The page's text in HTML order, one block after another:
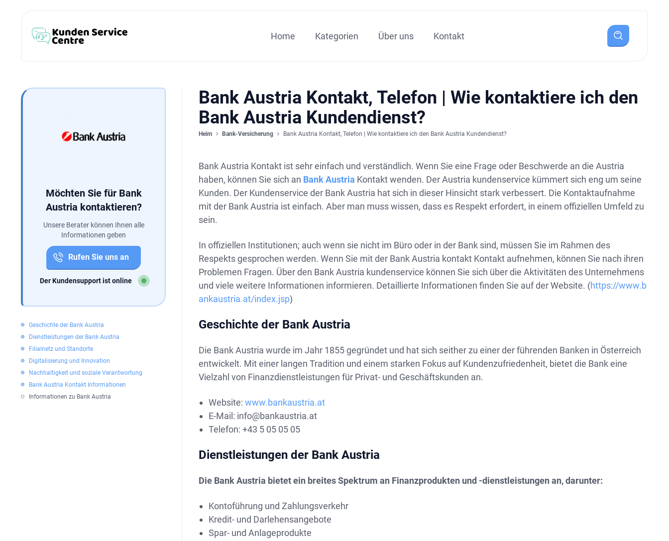
Home Kategorien Über uns Kontakt
Möchten Sie für Bank
Austria kontaktieren?
Unsere Berater können Ihnen alle
Informationen geben
Rufen Sie uns an
Der Kundensupport ist online
Geschichte der Bank Austria
Dienstleistungen der Bank Austria
Filialnetz und Standorte
Digitalisierung und Innovation
Nachhaltigkeit und soziale Verantwortung
Bank Austria Kontakt Informationen
Informationen zu Bank Austria
Bank Austria Kontakt, Telefon | Wie kontaktiere ich den
Bank Austria Kundendienst?
Heim Bank-Versicherung Bank Austria Kontakt, Telefon | Wie kontaktiere ich den Bank Austria Kundendienst?
Bank Austria Kontakt ist sehr einfach und verständlich. Wenn Sie eine Frage oder Beschwerde an die Austria
haben, können Sie sich an Bank Austria Kontakt wenden. Der Austria kundenservice kümmert sich eng um seine
Kunden. Der Kundenservice der Bank Austria hat sich in dieser Hinsicht stark verbessert. Die Kontaktaufnahme
mit der Bank Austria ist einfach. Aber man muss wissen, dass es Respekt erfordert, in einem offiziellen Umfeld zu
sein.
In offiziellen Institutionen; auch wenn sie nicht im Büro oder in der Bank sind, müssen Sie im Rahmen des
Respekts gesprochen werden. Wenn Sie mit der Bank Austria kontakt Kontakt aufnehmen, können Sie nach ihren
Problemen Fragen. Über den Bank Austria kundenservice können Sie sich über die Aktivitäten des Unternehmens
und viele weitere Informationen informieren. Detaillierte Informationen finden Sie auf der Website. (https://www.b
ankaustria.at/index.jsp)
Geschichte der Bank Austria
Die Bank Austria wurde im Jahr 1855 gegründet und hat sich seither zu einer der führenden Banken in Österreich
entwickelt. Mit einer langen Tradition und einem starken Fokus auf Kundenzufriedenheit, bietet die Bank eine
Vielzahl von Finanzdienstleistungen für Privat- und Geschäftskunden an.
Website: www.bankaustria.at
E-Mail: info@bankaustria.at
Telefon: +43 5 05 05 05
Dienstleistungen der Bank Austria
Die Bank Austria bietet ein breites Spektrum an Finanzprodukten und -dienstleistungen an, darunter:
Kontoführung und Zahlungsverkehr
Kredit- und Darlehensangebote
Spar- und Anlageprodukte